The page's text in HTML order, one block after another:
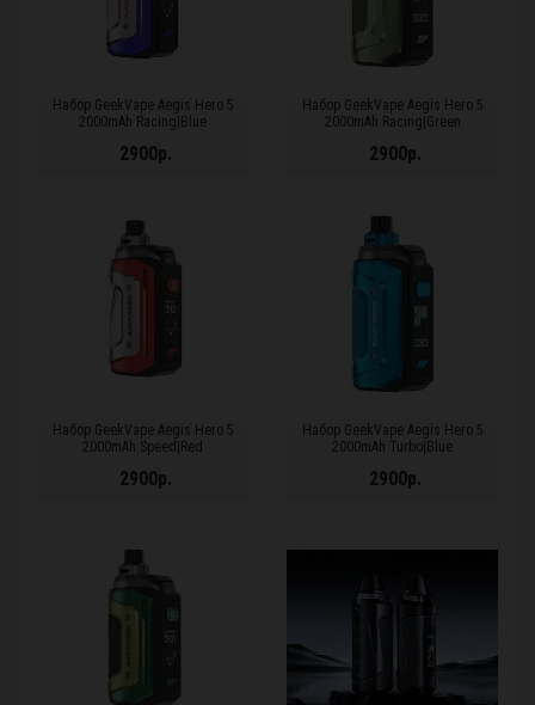
Набор GeekVape Aegis Hero 5
2000mAh Racing|Blue
2900р.
Набор GeekVape Aegis Hero 5
2000mAh Racing|Green
2900р.
Набор GeekVape Aegis Hero 5
2000mAh Speed|Red
2900р.
Набор GeekVape Aegis Hero 5
2000mAh Turbo|Blue
2900р.